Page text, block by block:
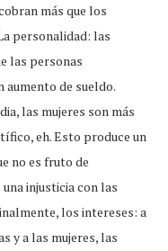
más que los
personalidad: las
las personas
aumento de sueldo.
las mujeres son más
eh. Esto produce un
no es fruto de
una injusticia con las
los intereses: a
y a las mujeres, las